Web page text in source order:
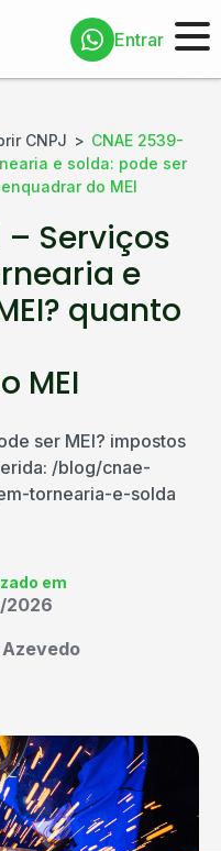
Entrar
CNPJ
CNAE 2539-
e solda: pode ser
do MEI
– Serviços
e
quanto
MEI
ser MEI? impostos
/blog/cnae-
tornearia-e-solda
em
2026